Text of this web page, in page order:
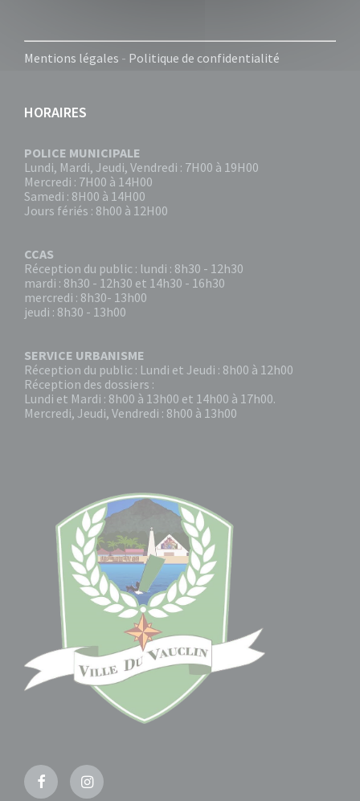
Mentions légales - Politique de confidentialité
HORAIRES
POLICE MUNICIPALE
Lundi, Mardi, Jeudi, Vendredi : 7H00 à 19H00
Mercredi : 7H00 à 14H00
Samedi : 8H00 à 14H00
Jours fériés : 8h00 à 12H00
CCAS
Réception du public : lundi : 8h30 - 12h30
mardi : 8h30 - 12h30 et 14h30 - 16h30
mercredi : 8h30- 13h00
jeudi : 8h30 - 13h00
SERVICE URBANISME
Réception du public : Lundi et Jeudi : 8h00 à 12h00
Réception des dossiers :
Lundi et Mardi : 8h00 à 13h00 et 14h00 à 17h00.
Mercredi, Jeudi, Vendredi : 8h00 à 13h00
FacebookInstagram